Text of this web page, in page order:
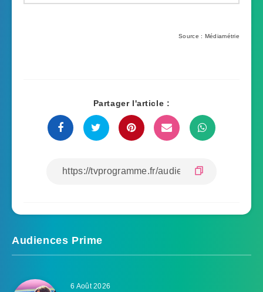
Source : Médiamétrie
Partager l'article :
Audiences Prime
6 Août 2026